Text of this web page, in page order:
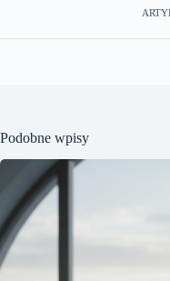
Podobne wpisy